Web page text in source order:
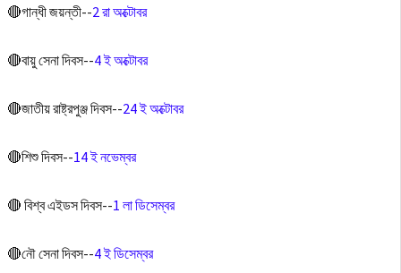
🔴গান্ধী জয়ন্তী--2 রা অক্টোবর
🔴বায়ু সেনা দিবস--4 ই অক্টোবর
🔴জাতীয় রাষ্ট্রপুঞ্জ দিবস--24 ই অক্টোবর
🔴শিশু দিবস--14 ই নভেম্বর
🔴 বিশ্ব এইডস দিবস--1 লা ডিসেম্বর
🔴নৌ সেনা দিবস--4 ই ডিসেম্বর